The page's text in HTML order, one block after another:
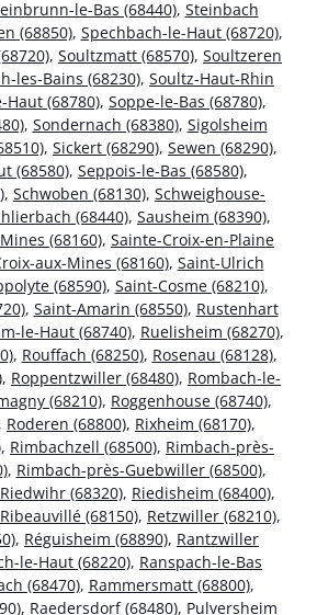
le-Bas (68440), Steinbach
(68850), Spechbach-le-Haut (68720),
, Soultzmatt (68570), Soultzeren
les-Bains (68230), Soultz-Haut-Rhin
Haut (68780), Soppe-le-Bas (68780),
, Sondernach (68380), Sigolsheim
, Sickert (68290), Sewen (68290),
(68580), Seppois-le-Bas (68580),
, Schwoben (68130), Schweighouse-
(68440), Sausheim (68390),
(68160), Sainte-Croix-en-Plaine
aux-Mines (68160), Saint-Ulrich
(68590), Saint-Cosme (68210),
, Saint-Amarin (68550), Rustenhart
le-Haut (68740), Ruelisheim (68270),
, Rouffach (68250), Rosenau (68128),
, Roppentzwiller (68480), Rombach-le-
(68210), Roggenhouse (68740),
, Roderen (68800), Rixheim (68170),
, Rimbachzell (68500), Rimbach-près-
, Rimbach-près-Guebwiller (68500),
Riedwihr (68320), Riedisheim (68400),
Ribeauvillé (68150), Retzwiller (68210),
, Réguisheim (68890), Rantzwiller
le-Haut (68220), Ranspach-le-Bas
(68470), Rammersmatt (68800),
, Raedersdorf (68480), Pulversheim